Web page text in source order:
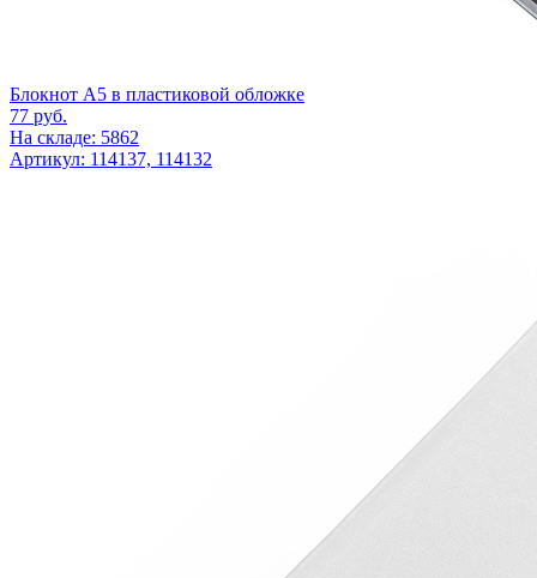
Блокнот А5 в пластиковой обложке
77 руб.
На складе: 5862
Артикул: 114137, 114132